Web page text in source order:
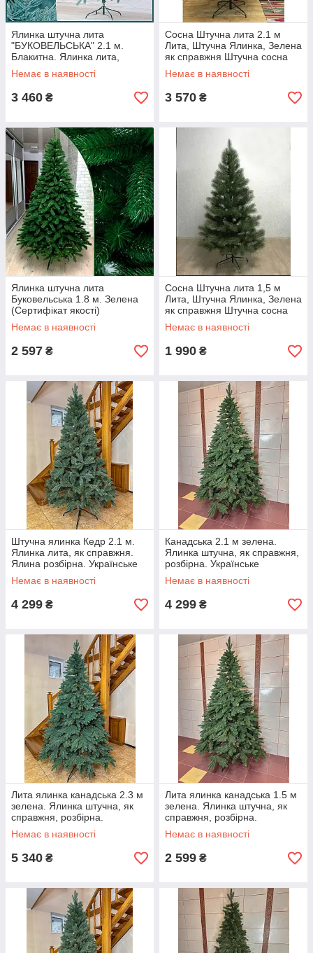
Ялинка штучна лита
"БУКОВЕЛЬСЬКА" 2.1 м.
Блакитна. Ялинка лита,
штучна ялинка( як справжня
преміум)
Немає в наявності
3 460 ₴
Сосна Штучна лита 2.1 м
Лита, Штучна Ялинка, Зелена
як справжня Штучна сосна
лита
Немає в наявності
3 570 ₴
Ялинка штучна лита
Буковельська 1.8 м. Зелена
(Сертифікат якості)
Немає в наявності
2 597 ₴
Сосна Штучна лита 1,5 м
Лита, Штучна Ялинка, Зелена
як справжня Штучна сосна
лита
Немає в наявності
1 990 ₴
Штучна ялинка Кедр 2.1 м.
Ялинка лита, як справжня.
Ялина розбірна. Українське
виробництво
Немає в наявності
4 299 ₴
Канадська 2.1 м зелена.
Ялинка штучна, як справжня,
розбірна. Українське
виробництво
Немає в наявності
4 299 ₴
Лита ялинка канадська 2.3 м
зелена. Ялинка штучна, як
справжня, розбірна.
Українське виробництво
Немає в наявності
5 340 ₴
Лита ялинка канадська 1.5 м
зелена. Ялинка штучна, як
справжня, розбірна.
Українське виробництво
Немає в наявності
2 599 ₴